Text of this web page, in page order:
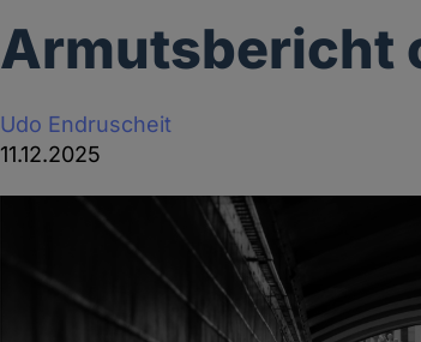
Armutsbericht
Udo Endruscheit
11.12.2025